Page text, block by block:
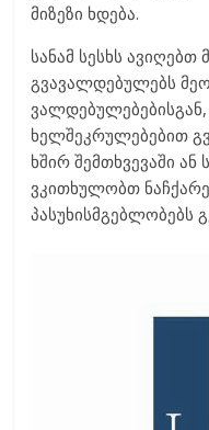
მიზეზი ხდება.
სანამ სესხს
გვავალდებულებს
ხელშეკრულებებით
ხშირ შემთხვევაში
ვკითხულობთ
პასუხისმგებლობებს